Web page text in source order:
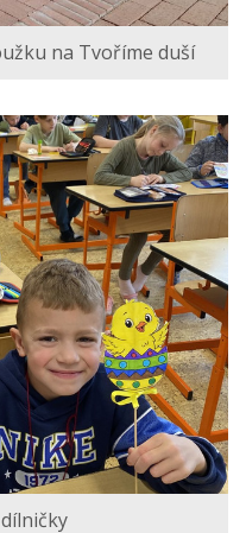
na Tvoříme duší